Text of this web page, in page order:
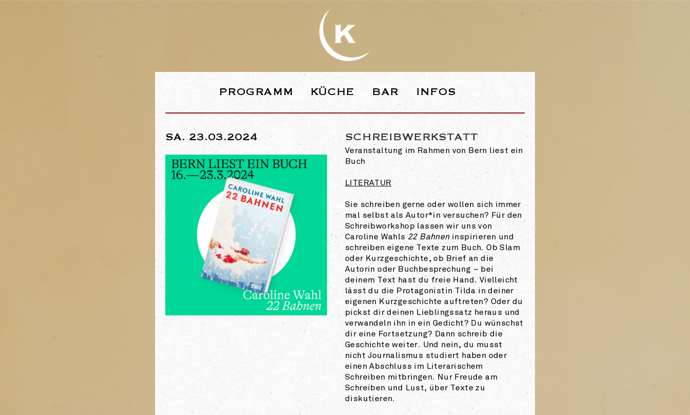
WEBSEITE DES CAFÉ KAIRO IN DER LORRAINE
PROGRAMM KÜCHE BAR INFOS
SA. 23.03.2024 SCHREIBWERKSTATT
Veranstaltung im Rahmen von Bern liest ein
Buch
LITERATUR
Sie schreiben gerne oder wollen sich immer
mal selbst als Autor*in versuchen? Für den
Schreibworkshop lassen wir uns von
Caroline Wahls 22 Bahneninspirieren und
schreiben eigene Texte zum Buch. Ob Slam
oder Kurzgeschichte, ob Brief an die
Autorin oder Buchbesprechung – bei
deinem Text hast du freie Hand. Vielleicht
lässt du die Protagonistin Tilda in deiner
eigenen Kurzgeschichte auftreten? Oder du
pickst dir deinen Lieblingssatz heraus und
verwandeln ihn in ein Gedicht? Du wünschst
dir eine Fortsetzung? Dann schreib die
Geschichte weiter. Und nein, du musst
nicht Journalismus studiert haben oder
einen Abschluss im Literarischem
Schreiben mitbringen. Nur Freude am
Schreiben und Lust, über Texte zu
diskutieren.